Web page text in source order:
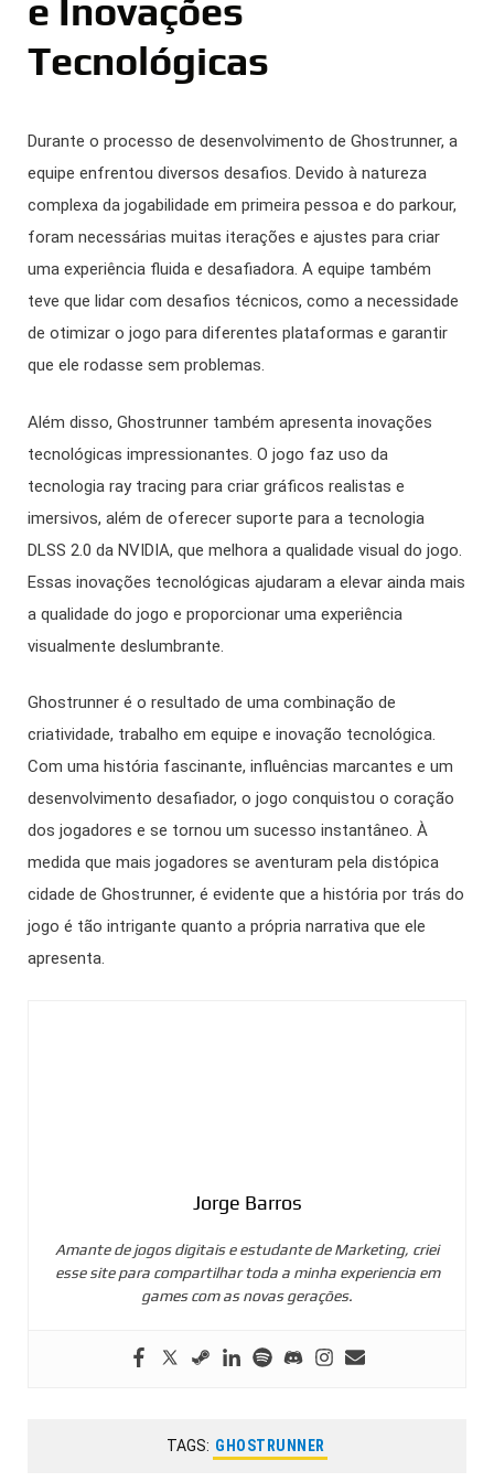
e Inovações
Tecnológicas
Durante o processo de desenvolvimento de Ghostrunner, a
equipe enfrentou diversos desafios. Devido à natureza
complexa da jogabilidade em primeira pessoa e do parkour,
foram necessárias muitas iterações e ajustes para criar
uma experiência fluida e desafiadora. A equipe também
teve que lidar com desafios técnicos, como a necessidade
de otimizar o jogo para diferentes plataformas e garantir
que ele rodasse sem problemas.
Além disso, Ghostrunner também apresenta inovações
tecnológicas impressionantes. O jogo faz uso da
tecnologia ray tracing para criar gráficos realistas e
imersivos, além de oferecer suporte para a tecnologia
DLSS 2.0 da NVIDIA, que melhora a qualidade visual do jogo.
Essas inovações tecnológicas ajudaram a elevar ainda mais
a qualidade do jogo e proporcionar uma experiência
visualmente deslumbrante.
Ghostrunner é o resultado de uma combinação de
criatividade, trabalho em equipe e inovação tecnológica.
Com uma história fascinante, influências marcantes e um
desenvolvimento desafiador, o jogo conquistou o coração
dos jogadores e se tornou um sucesso instantâneo. À
medida que mais jogadores se aventuram pela distópica
cidade de Ghostrunner, é evidente que a história por trás do
jogo é tão intrigante quanto a própria narrativa que ele
apresenta.
Jorge Barros
Amante de jogos digitais e estudante de Marketing, criei
esse site para compartilhar toda a minha experiencia em
games com as novas gerações.
TAGS: GHOSTRUNNER